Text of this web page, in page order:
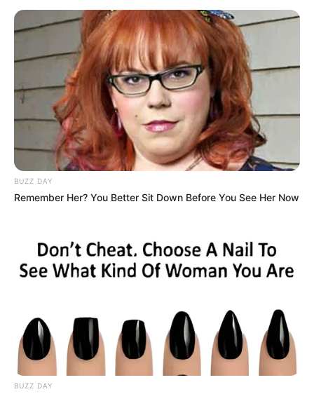
BUZZ DAY
Remember Her? You Better Sit Down Before You See Her Now
BUZZ DAY